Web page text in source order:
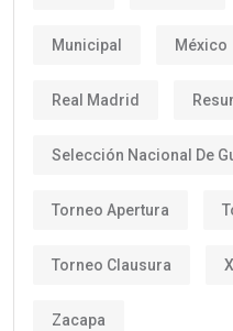
Municipal México
Real Madrid
Selección Nacional De
Torneo Apertura
Torneo Clausura
Zacapa